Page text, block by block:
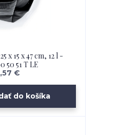
x 15 x 47 cm, 12 l -
50 51 T LE
€
do košíka